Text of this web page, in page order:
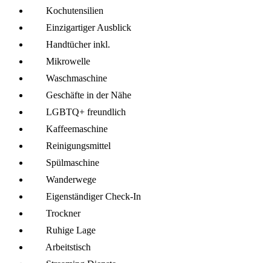
Kochutensilien
Einzigartiger Ausblick
Handtücher inkl.
Mikro­welle
Wasch­maschine
Geschäfte in der Nähe
LGBTQ+ freundlich
Kaffee­maschine
Reinigungsmittel
Spül­maschine
Wanderwege
Eigenständiger Check-In
Trockner
Ruhige Lage
Arbeitstisch